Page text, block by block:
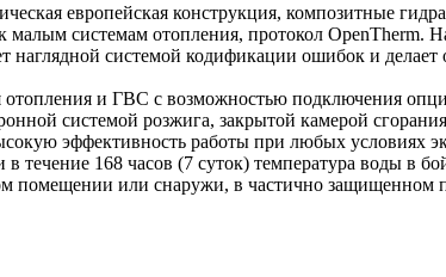
европейская конструкция, композитные
системам отопления, протокол OpenTherm.
наглядной системой кодификации ошибок и
и ГВС с возможностью подключения
системой розжига, закрытой камерой
эффективность работы при любых условиях
течение 168 часов (7 суток) температура воды в
помещении или снаружи, в частично защищенном